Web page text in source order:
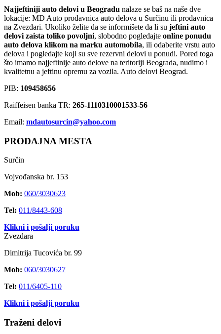
Najjeftiniji auto delovi u Beogradu nalaze se baš na naše dve
lokacije: MD Auto prodavnica auto delova u Surčinu ili prodavnica
na Zvezdari. Ukoliko želite da se informišete da li su jeftini auto
delovi zaista toliko povoljni, slobodno pogledajte online ponudu
auto delova klikom na marku automobila, ili odaberite vrstu auto
delova i pogledajte koji su sve rezervni delovi u ponudi. Pored toga
što imamo najjeftinije auto delove na teritoriji Beograda, nudimo i
kvalitetnu a jeftinu opremu za vozila. Auto delovi Beograd.
PIB: 109458656
Raiffeisen banka TR: 265-1110310001533-56
Email: mdautosurcin@yahoo.com
PRODAJNA MESTA
Surčin
Vojvođanska br. 153
Mob: 060/3030623
Tel: 011/8443-608
Klikni i pošalji poruku
Zvezdara
Dimitrija Tucovića br. 99
Mob: 060/3030627
Tel: 011/6405-110
Klikni i pošalji poruku
Traženi delovi